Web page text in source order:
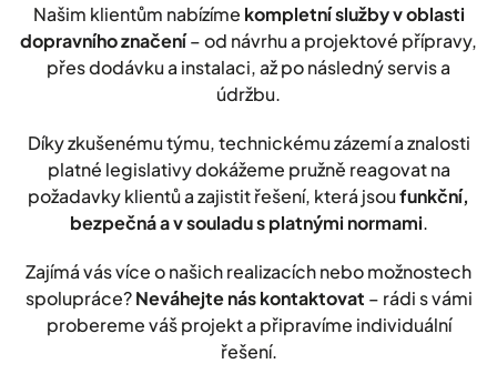
Našim klientům nabízíme kompletní služby v oblasti
dopravního značení– od návrhu a projektové přípravy,
přes dodávku a instalaci, až po následný servis a
údržbu.
Díky zkušenému týmu, technickému zázemí a znalosti
platné legislativy dokážeme pružně reagovat na
požadavky klientů a zajistit řešení, která jsoufunkční,
bezpečná a v souladu s platnými normami.
Zajímá vás více o našich realizacích nebo možnostech
spolupráce?Neváhejte nás kontaktovat – rádi s vámi
probereme váš projekt a připravíme individuální
řešení.